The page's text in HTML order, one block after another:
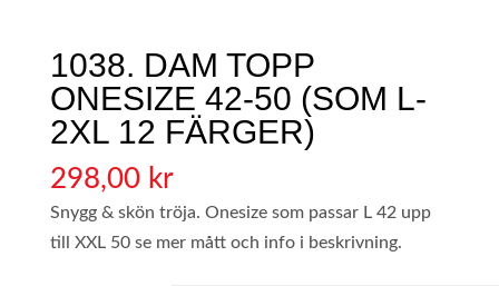
1038. DAM TOPP
ONESIZE 42-50 (SOM L-
2XL 12 FÄRGER)
298,00 kr
Snygg & skön tröja. Onesize som passar L 42 upp
till XXL 50 se mer mått och info i beskrivning.